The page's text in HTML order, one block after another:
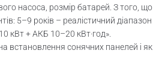
насоса, розмір батарей. З того, що
5–9 років – реалістичний діапазон
кВт + АКБ 10–20 кВт·год».
встановлення сонячних панелей і як